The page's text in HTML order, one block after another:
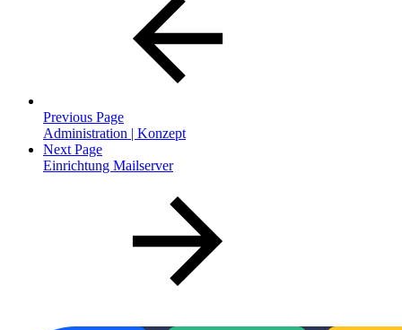
Previous Page
Administration | Konzept
Next Page
Einrichtung Mailserver